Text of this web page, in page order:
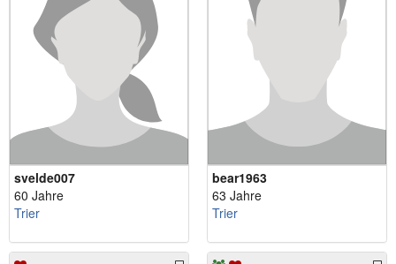
svelde007
60 Jahre
Trier
bear1963
63 Jahre
Trier